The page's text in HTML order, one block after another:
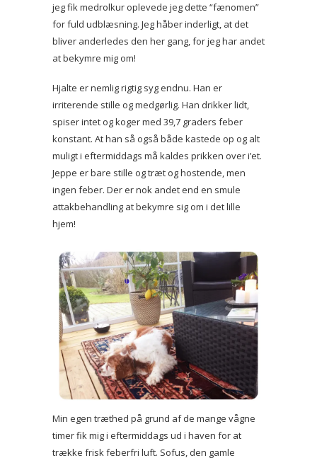
jeg fik medrolkur oplevede jeg dette “fænomen”
for fuld udblæsning. Jeg håber inderligt, at det
bliver anderledes den her gang, for jeg har andet
at bekymre mig om!
Hjalte er nemlig rigtig syg endnu. Han er
irriterende stille og medgørlig. Han drikker lidt,
spiser intet og koger med 39,7 graders feber
konstant. At han så også både kastede op og alt
muligt i eftermiddags må kaldes prikken over i’et.
Jeppe er bare stille og træt og hostende, men
ingen feber. Der er nok andet end en smule
attakbehandling at bekymre sig om i det lille
hjem!
Min egen træthed på grund af de mange vågne
timer fik mig i eftermiddags ud i haven for at
trække frisk feberfri luft. Sofus, den gamle